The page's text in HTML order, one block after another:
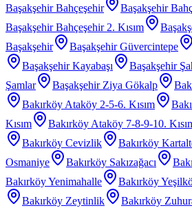
Başakşehir Bahçeşehir
Başakşehir
Başakşehir Bahçeşehir 2. Kısım
Başakşehir
Başakşehir Güvercintepe
Başakşehir Kayabaşı
Başakşehir
Şamlar
Başakşehir Ziya Gökalp
Bakırköy Ataköy 2-5-6. Kısım
Kısım
Bakırköy Ataköy 7-8-9-10.
Bakırköy Cevizlik
Bakırköy
Osmaniye
Bakırköy Sakızağacı
Bakırköy Yenimahalle
Bakırköy
Bakırköy Zeytinlik
Bakırköy